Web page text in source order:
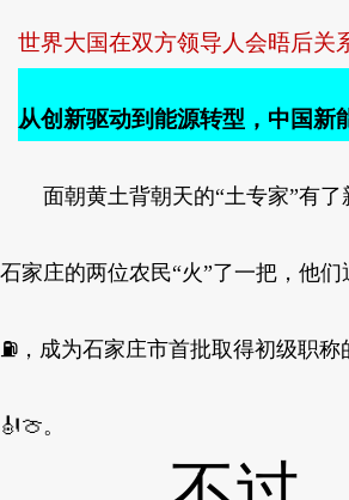
世界大国在双方领导人会晤后关
从创新驱动到能源转型，中国新
面朝黄土背朝天的“土专家”有了
石家庄的两位农民“火”了一把，他
⛽，成为石家庄市首批取得初级职
🎻🍈。